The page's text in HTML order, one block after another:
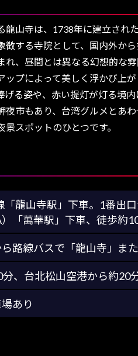
山寺は、1738年に建立され
する寺院として、国内外か
、昼間とは異なる幻想的な雰
プによって美しく浮かび上
る姿や、赤い提灯が灯る境
市もあり、台湾グルメとあ
スポットのひとつです。
龍山寺駅」下車。1番出口
「萬華駅」下車、徒歩約10
路線バスで「龍山寺」ま
、台北松山空港から約20分
あり